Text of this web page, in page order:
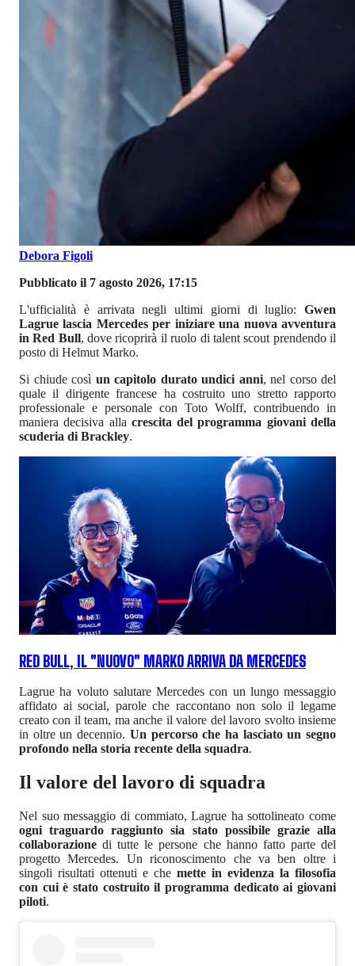
Debora Figoli
Pubblicato il 7 agosto 2026, 17:15
L'ufficialità è arrivata negli ultimi giorni di luglio: Gwen
Lagrue lascia Mercedes per iniziare una nuova avventura
in Red Bull, dove ricoprirà il ruolo di talent scout prendendo il
posto di Helmut Marko.
Si chiude così un capitolo durato undici anni, nel corso del
quale il dirigente francese ha costruito uno stretto rapporto
professionale e personale con Toto Wolff, contribuendo in
maniera decisiva alla crescita del programma giovani della
scuderia di Brackley.
RED BULL, IL "NUOVO" MARKO ARRIVA DA MERCEDES
Lagrue ha voluto salutare Mercedes con un lungo messaggio
affidato ai social, parole che raccontano non solo il legame
creato con il team, ma anche il valore del lavoro svolto insieme
in oltre un decennio. Un percorso che ha lasciato un segno
profondo nella storia recente della squadra.
Il valore del lavoro di squadra
Nel suo messaggio di commiato, Lagrue ha sottolineato come
ogni traguardo raggiunto sia stato possibile grazie alla
collaborazione di tutte le persone che hanno fatto parte del
progetto Mercedes. Un riconoscimento che va ben oltre i
singoli risultati ottenuti e che mette in evidenza la filosofia
con cui è stato costruito il programma dedicato ai giovani
piloti.